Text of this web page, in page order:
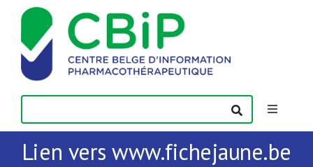
Passer
contenu
Toggle
Actualités
Lien vers www.fichejaune.be